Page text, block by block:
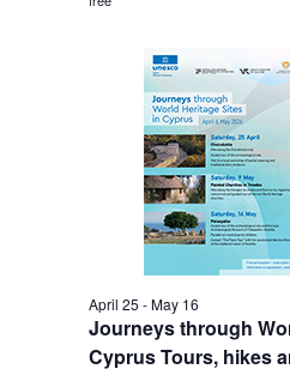
Journeys through
Cyprus Tours, hikes
April 25 -May 16